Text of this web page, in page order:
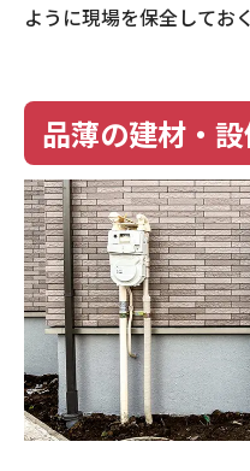
ように現場を保全してお
品薄の建材・